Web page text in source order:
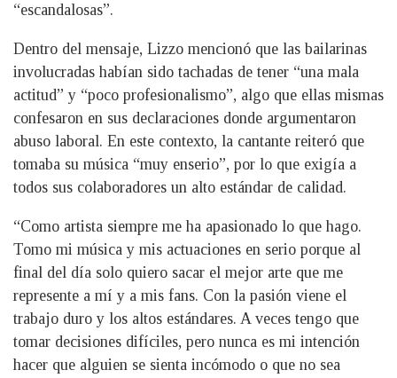
“escandalosas”.
Dentro del mensaje, Lizzo mencionó que las bailarinas
involucradas habían sido tachadas de tener “una mala
actitud” y “poco profesionalismo”, algo que ellas mismas
confesaron en sus declaraciones donde argumentaron
abuso laboral. En este contexto, la cantante reiteró que
tomaba su música “muy enserio”, por lo que exigía a
todos sus colaboradores un alto estándar de calidad.
“Como artista siempre me ha apasionado lo que hago.
Tomo mi música y mis actuaciones en serio porque al
final del día solo quiero sacar el mejor arte que me
represente a mí y a mis fans. Con la pasión viene el
trabajo duro y los altos estándares. A veces tengo que
tomar decisiones difíciles, pero nunca es mi intención
hacer que alguien se sienta incómodo o que no sea